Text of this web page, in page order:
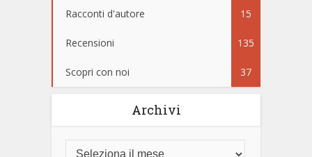
Racconti d'autore 15
Recensioni 135
Scopri con noi 37
Archivi